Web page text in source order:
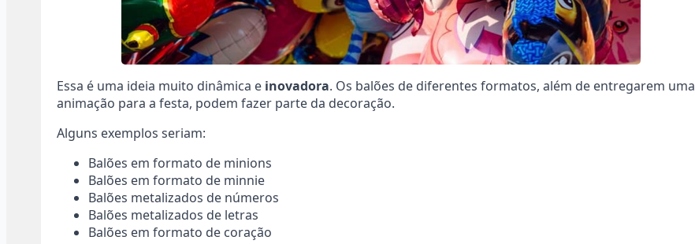
Essa é uma ideia muito dinâmica e inovadora. Os balões de diferentes formatos, além de entregarem uma
animação para a festa, podem fazer parte da decoração.
Alguns exemplos seriam:
Balões em formato de minions
Balões em formato de minnie
Balões metalizados de números
Balões metalizados de letras
Balões em formato de coração